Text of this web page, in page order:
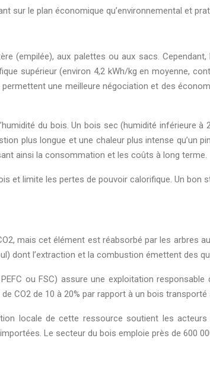
sur le plan économique qu’environnemental et
(empilée), aux palettes ou aux sacs.
supérieur (environ 4,2 kWh/kg en moyenne,
une meilleure négociation et des
du bois. Un bois sec (humidité inférieure
plus longue et une chaleur plus intense qu’un
ainsi la consommation et les coûts à long terme.
et limite les pertes de pouvoir calorifique. Un bon
mais cet élément est réabsorbé par les arbres
dont l’extraction et la combustion émettent des
ou FSC) assure une exploitation
CO2 de 10 à 20% par rapport à un bois
locale de cette ressource soutient les
Le secteur du bois emploie près de 600